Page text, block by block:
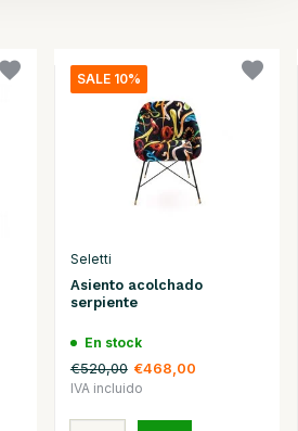
SALE 10%
Seletti
Asiento acolchado
serpiente
En stock
€520,00 €468,00
IVA incluido